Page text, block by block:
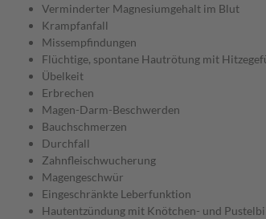
Verminderter Magnesiumgehalt im Blut
Krampfanfall
Missempfindungen
Flüchtige, spontane Hautrötung mit
Übelkeit
Erbrechen
Magen-Darm-Beschwerden
Bauchschmerzen
Durchfall
Zahnfleischwucherung
Magengeschwür
Eingeschränkte Leberfunktion
Hautentzündung mit Knötchen- und